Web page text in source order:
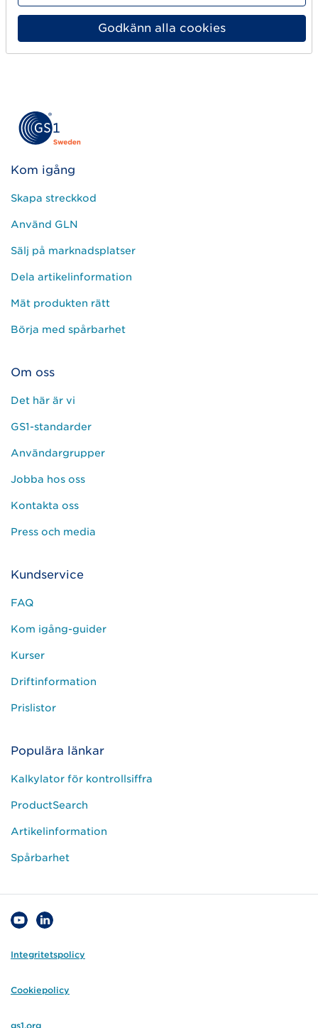
Kom igång
Skapa streckkod
Använd GLN
Sälj på marknadsplatser
Dela artikelinformation
Mät produkten rätt
Börja med spårbarhet
Om oss
Det här är vi
GS1-standarder
Användargrupper
Jobba hos oss
Kontakta oss
Press och media
Kundservice
FAQ
Kom igång-guider
Kurser
Driftinformation
Prislistor
Populära länkar
Kalkylator för kontrollsiffra
ProductSearch
Artikelinformation
Spårbarhet
Integritetspolicy
Cookiepolicy
gs1.org
Godkänn alla cookies